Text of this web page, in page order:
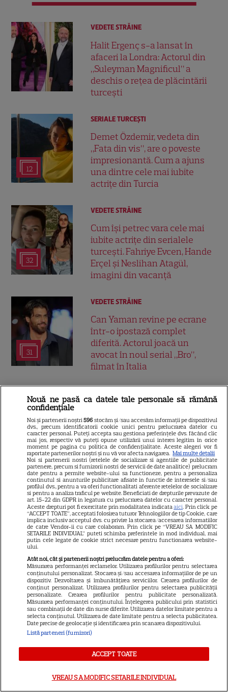
VEDETE STRĂINE
Halit Ergenç s-a lansat în
afaceri la Londra: Actorul din
„Suleyman Magnificul” a
deschis o rețea de plăcintării
turcești
12
SERIALE TURCEŞTI
Demet Özdemir, vedeta din
„Fata din vis”, are o poveste
impresionantă. Cum a ajuns
una dintre cele mai iubite
actrițe din Turcia
32
VEDETE STRĂINE
Cum își petrec vara cele mai
iubite actrițe din serialele
turcești. Fahriye Evcen, Hande
Erçel și Neslihan Atagül,
imagini din vacanță
31
VEDETE STRĂINE
Can Yaman revine pe ecrane
într-o ipostază complet
diferită. Actorul joacă un
avocat în noul serial „Bro”,
filmat în Italia
ARTICOLE PARTENERI
Breaking tragic în România:
microbuzul în care se afla
acum câteva minute echipa de
fotbal din București, accident
mortal! Câți morți și câți răniți
sunt până acum
Atenție! Poți primi bani de la
stat dacă-ți îngrijești părinții,
bunicii sau pe cineva vârstnic
din familie. Acum s-a decis!
Cum trebuie să procedezi
Alexandru Ciucu, fostul soț al
să intre la Nibiru. „Am aflat cu
Nouă ne pasă ca datele tale personale să rămână
confidențiale
Noi și partenerii noștri596 stocăm și/sau accesăm informații pe dispozitivul
dvs., precum identificatorii cookie unici pentru prelucrarea datelor cu
caracter personal. Puteți accepta sau gestiona preferințele dvs. făcând clic
mai jos, respectiv vă puteți opune utilizării unui interes legitim în orice
moment pe pagina cu politica de confidențialitate. Aceste alegeri vor fi
raportate partenerilor noștri și nu vă vor afecta navigarea. Mai multe detalii
Noi si partenerii nostri (retelele de socializare si agentiile de publicitate
partenere, precum si furnizorii nostri de servicii de date analitice) prelucram
date pentru a permite website-ului sa functioneze, pentru a personaliza
continutul si anunturile publicitare afisate in functie de interesele si/sau
profilul dvs., pentru a va oferi functionalitati aferente retelelor de socializare
si pentru a analiza traficul pe website. Beneficiati de drepturile prevazute de
art. 15-22 din GDPR in legatura cu prelucrarea datelor cu caracter personal.
Aceste drepturi pot fi exercitate prin modalitatea indicataaici. Prin click pe
“ACCEPT TOATE”, acceptati folosirea tuturor Tehnologiilor de tip Cookie, care
implica inclusiv acceptul dvs. cu privire la stocarea/accesarea informatiilor
de catre Vendor-ii cu care colaboram. Prin click pe “VREAU SA MODIFIC
SETARILE INDIVIDUAL” puteti schimba preferintele in mod individual, mai
putin cele legate de cookie strict necesare pentru functionarea website-
ului.
Atât noi, cât și partenerii noștri prelucrăm datele pentru a oferi:
Măsurarea performanței reclamelor. Utilizarea profilurilor pentru selectarea
conținutului personalizat. Stocarea și/sau accesarea informațiilor de pe un
dispozitiv. Dezvoltarea și îmbunătățirea serviciilor. Crearea profilurilor de
conținut personalizat. Utilizarea profilurilor pentru selectarea publicității
personalizate. Crearea profilurilor pentru publicitate personalizată.
Măsurarea performanței conținutului. Înțelegerea publicului prin statistici
sau combinații de date din surse diferite. Utilizarea datelor limitate pentru a
selecta conținutul. Utilizarea de date limitate pentru a selecta publicitatea.
Date precise de geolocație și identificarea prin scanarea dispozitivului.
Listă parteneri (furnizori)
ACCEPT TOATE
VREAU SA MODIFIC SETARILE INDIVIDUAL